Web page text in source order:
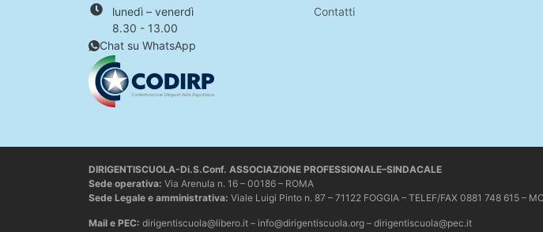
lunedì – venerdì
8.30 - 13.00
Chat su WhatsApp
Contatti
DIRIGENTISCUOLA-Di.S.Conf. ASSOCIAZIONE PROFESSIONALE–SINDACALE
Sede operativa: Via Arenula n. 16 – 00186 – ROMA
Sede Legale e amministrativa: Viale Luigi Pinto n. 87 – 71122 FOGGIA – TELEF/FAX 0881 748 615
Mail e PEC: dirigentiscuola@libero.it – info@dirigentiscuola.org – dirigentiscuola@pec.it